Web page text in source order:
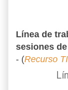
Línea de
sesiones
- (Recurso